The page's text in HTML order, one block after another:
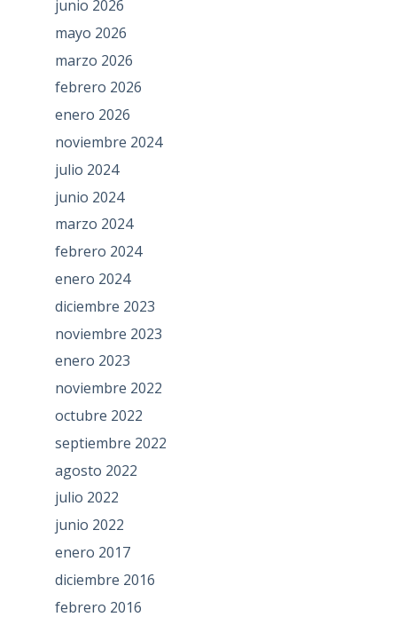
junio 2026
mayo 2026
marzo 2026
febrero 2026
enero 2026
noviembre 2024
julio 2024
junio 2024
marzo 2024
febrero 2024
enero 2024
diciembre 2023
noviembre 2023
enero 2023
noviembre 2022
octubre 2022
septiembre 2022
agosto 2022
julio 2022
junio 2022
enero 2017
diciembre 2016
febrero 2016